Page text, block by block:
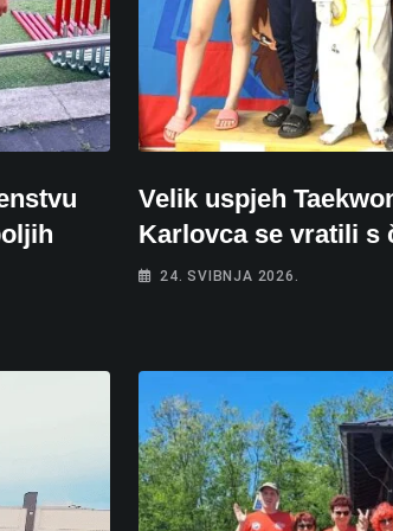
Velik uspjeh
Karlovca se vratili s
24. SVIBNJA 2026.